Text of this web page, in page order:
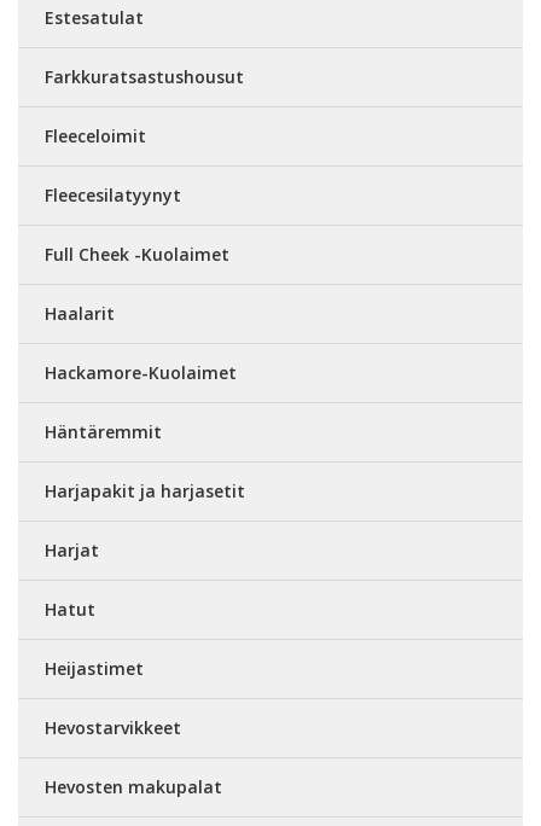
Estesatulat
Farkkuratsastushousut
Fleeceloimit
Fleecesilatyynyt
Full Cheek -Kuolaimet
Haalarit
Hackamore-Kuolaimet
Häntäremmit
Harjapakit ja harjasetit
Harjat
Hatut
Heijastimet
Hevostarvikkeet
Hevosten makupalat